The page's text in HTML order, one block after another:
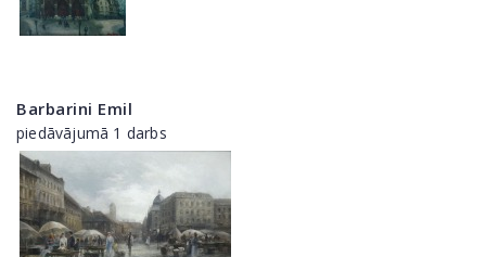
Barbarini Emil
piedāvājumā 1 darbs